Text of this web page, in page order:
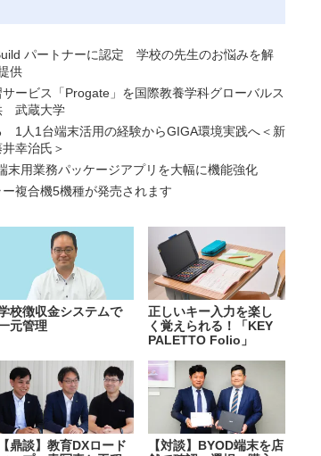
パートナーに認定 学校の先生のお悩みを解
供
ービス「Progate」を国際教養学科グローバルス
武蔵大学
1人1台端末活用の経験からGIGA環境実践へ＜新
幸治氏＞
末用業務パッケージアプリを大幅に機能強化
複合機5機種が発売されます
校徴収金システムで
元管理
正しいキー入力を楽し
く覚えられる！「KEY
PALETTO Folio」
【鼎談】教育DXロード
【対談】BYOD端末を店